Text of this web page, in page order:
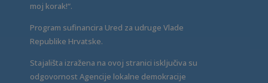
moj korak!“.
Program sufinancira Ured za udruge Vlade
Republike Hrvatske.
Stajališta izražena na ovoj stranici isključiva su
odgovornost Agencije lokalne demokracije